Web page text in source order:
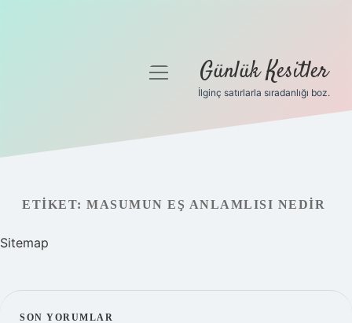
Hakkımızda
menüyü
Günlük Kesitler
İlginç satırlarla sıradanlığı boz.
ETIKET: MASUMUN EŞ ANLAMLISI NEDIR
Sitemap
SON YORUMLAR